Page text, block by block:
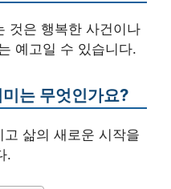
것은 행복한 사건이나
예고일 수 있습니다.
는 무엇인가요?
삶의 새로운 시작을
.